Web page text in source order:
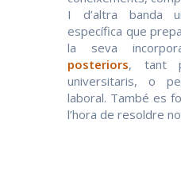
I d’altra banda
específica que
la seva
posteriors, tant
universitaris, o
laboral. També es
l’hora de resoldre